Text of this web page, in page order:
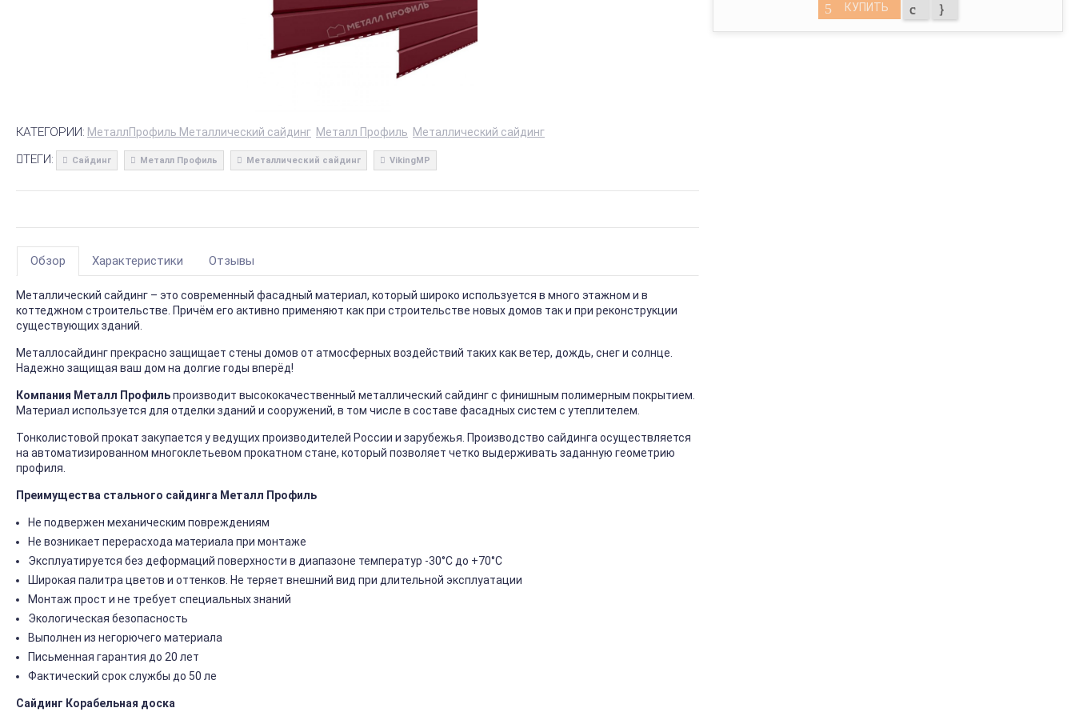
КУПИТЬ
КАТЕГОРИИ: МеталлПрофиль Металлический сайдинг Металл Профиль Металлический сайдинг
ТЕГИ: Сайдинг Металл Профиль Металлический сайдинг VikingMP
Обзор Характеристики Отзывы
Металлический сайдинг – это современный фасадный материал, который широко используется в много этажном и в
коттеджном строительстве. Причём его активно применяют как при строительстве новых домов так и при реконструкции
существующих зданий.
Металлосайдинг прекрасно защищает стены домов от атмосферных воздействий таких как ветер, дождь, снег и солнце.
Надежно защищая ваш дом на долгие годы вперёд!
Компания Металл Профильпроизводит высококачественный металлический сайдинг с финишным полимерным покрытием.
Материал используется для отделки зданий и сооружений, в том числе в составе фасадных систем с утеплителем.
Тонколистовой прокат закупается у ведущих производителей России и зарубежья. Производство сайдинга осуществляется
на автоматизированном многоклетьевом прокатном стане, который позволяет четко выдерживать заданную геометрию
профиля.
Преимущества стального сайдинга Металл Профиль
Не подвержен механическим повреждениям
Не возникает перерасхода материала при монтаже
Эксплуатируется без деформаций поверхности в диапазоне температур -30°C до +70°C
Широкая палитра цветов и оттенков. Не теряет внешний вид при длительной эксплуатации
Монтаж прост и не требует специальных знаний
Экологическая безопасность
Выполнен из негорючего материала
Письменная гарантия до 20 лет
Фактический срок службы до 50 ле
Сайдинг Корабельная доска